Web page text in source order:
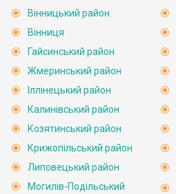
Вінницький район
Вінниця
Гайсинський район
Жмеринський район
Іллінецький район
Калинівський район
Козятинський район
Крижопільський район
Липовецький район
Могилів-Подільський